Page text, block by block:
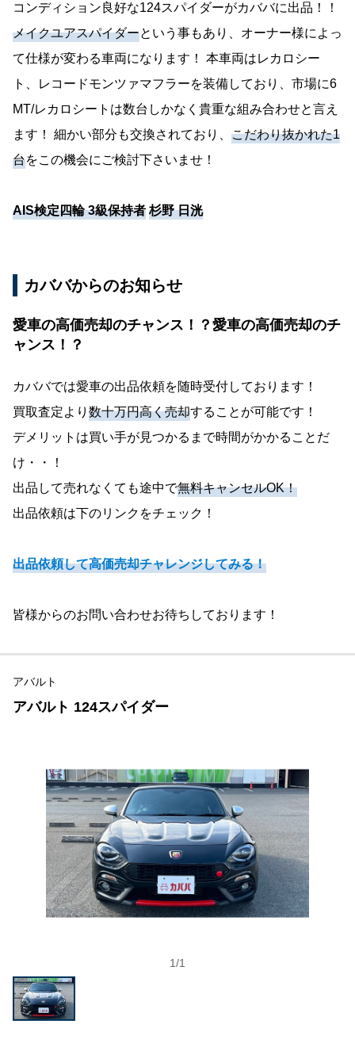
コンディション良好な124スパイダーがカババに出品！！
メイクユアスパイダーという事もあり、オーナー様によっ
て仕様が変わる車両になります！ 本車両はレカロシー
ト、レコードモンツァマフラーを装備しており、市場に6
MT/レカロシートは数台しかなく貴重な組み合わせと言え
ます！ 細かい部分も交換されており、 こだわり抜かれた1
台をこの機会にご検討下さいませ！
AIS検定四輪 3級保持者 杉野 日洸
カババからのお知らせ
愛車の高価売却のチャンス！？愛車の高価売却のチ
ャンス！？
カババでは愛車の出品依頼を随時受付しております！
買取査定より 数十万円高く売却することが可能です！
デメリットは買い手が見つかるまで時間がかかることだ
け・・！
出品して売れなくても途中で無料キャンセルOK！
出品依頼は下のリンクをチェック！
出品依頼して高価売却チャレンジしてみる！
皆様からのお問い合わせお待ちしております！
アバルト
アバルト 124スパイダー
1/1